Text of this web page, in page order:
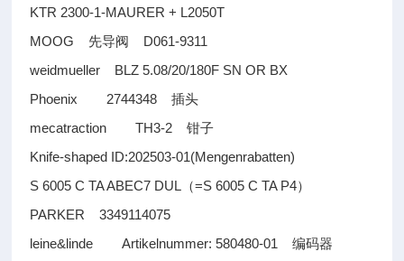
KTR 2300-1-MAURER + L2050T
MOOG 先导阀
D061-9311
weidmueller BLZ 5.08/20/180F SN OR BX
Phoenix 2744348插头
mecatraction TH3-2钳子
Knife-shaped ID:202503-01(Mengenrabatten)
S 6005 C TA ABEC7 DUL （=S 6005 C TA P4）
PARKER 3349114075
leine&linde Artikelnummer: 580480-01编码器